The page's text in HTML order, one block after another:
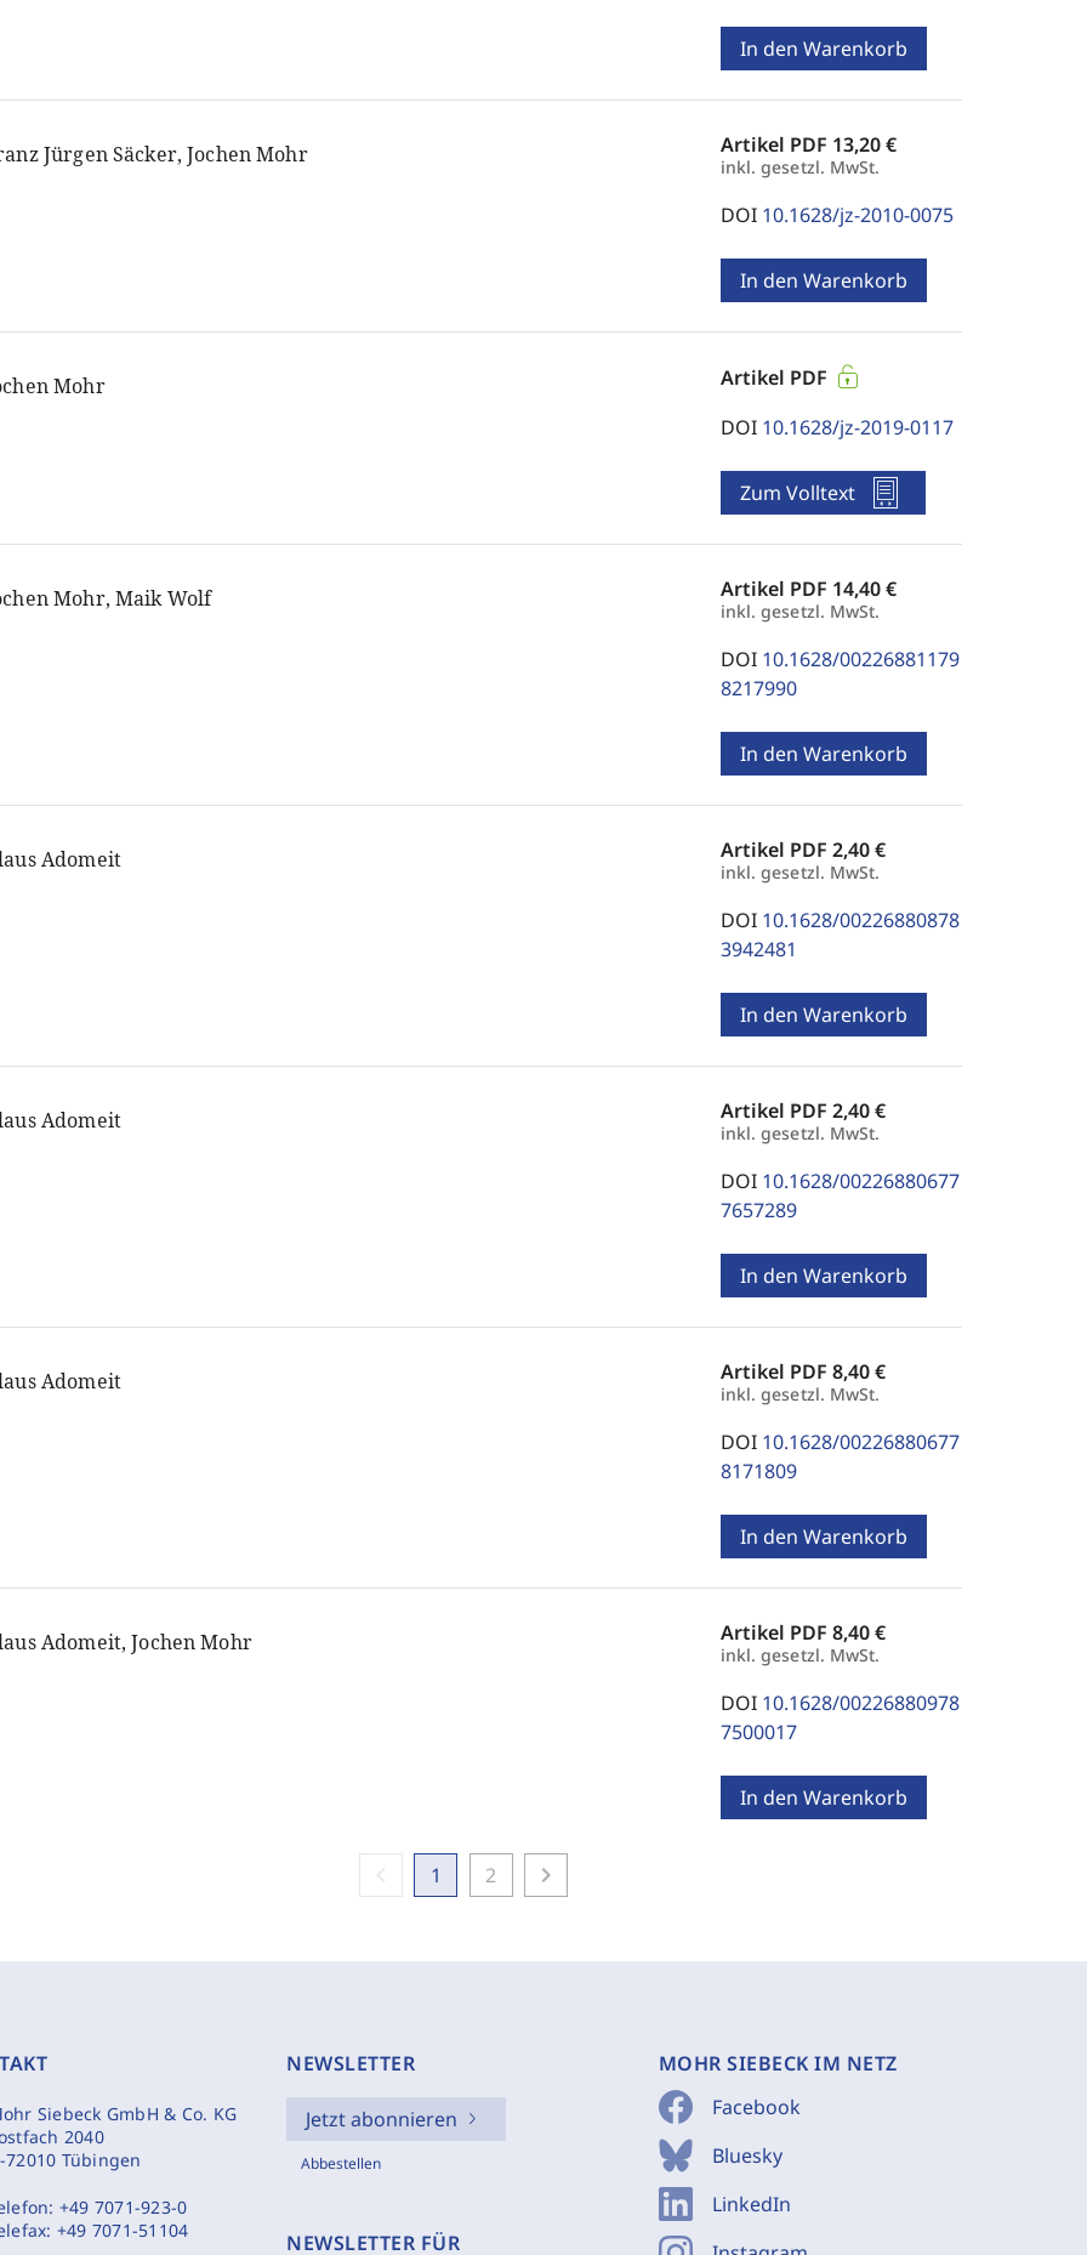
In den Warenkorb
Jürgen Säcker, Jochen Mohr Artikel PDF 13,20 €
inkl. gesetzl. MwSt.
DOI 10.1628/jz-2010-0075
In den Warenkorb
Mohr
Artikel PDF
DOI 10.1628/jz-2019-0117
Zum Volltext
Mohr, Maik Wolf Artikel PDF 14,40 €
inkl. gesetzl. MwSt.
DOI 10.1628/00226881179
8217990
In den Warenkorb
Adomeit Artikel PDF 2,40 €
inkl. gesetzl. MwSt.
DOI 10.1628/00226880878
3942481
In den Warenkorb
Adomeit Artikel PDF 2,40 €
inkl. gesetzl. MwSt.
DOI 10.1628/00226880677
7657289
In den Warenkorb
Adomeit Artikel PDF 8,40 €
inkl. gesetzl. MwSt.
DOI 10.1628/00226880677
8171809
In den Warenkorb
Adomeit, Jochen Mohr Artikel PDF 8,40 €
inkl. gesetzl. MwSt.
DOI 10.1628/00226880978
7500017
In den Warenkorb
1 2 chevron_right
Siebeck GmbH & Co. KG
2040
72010 Tübingen
+49 7071-923-0
+49 7071-51104
NEWSLETTER
Jetzt abonnieren
Abbestellen
NEWSLETTER FÜR
MOHR SIEBECK IM NETZ
Facebook
Bluesky
LinkedIn